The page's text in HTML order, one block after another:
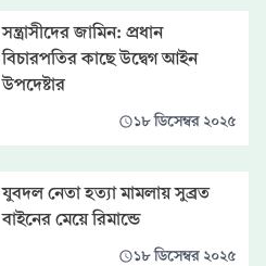
সন্ত্রাসীদের জামিন: প্রধান
বিচারপতির কাছে উদ্বেগ আইন
উপদেষ্টার
১৮ ডিসেম্বর ২০২৫
যুবদল নেতা হত্যা মামলায় সুব্রত
বাইনের মেয়ে রিমান্ডে
১৮ ডিসেম্বর ২০২৫